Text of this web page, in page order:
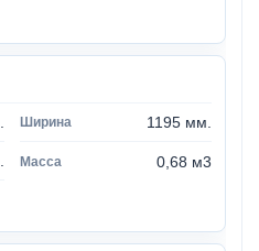
1195 мм.
0,68 м3